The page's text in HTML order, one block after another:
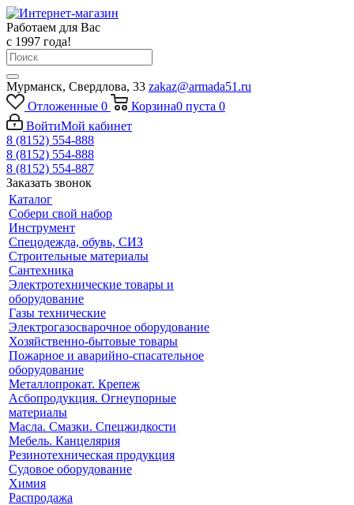
Работаем для Вас
с 1997 года!
Мурманск, Свердлова, 33 zakaz@armada51.ru
Отложенные 0 Корзина0 пуста 0
ВойтиМой кабинет
8 (8152) 554-888
8 (8152) 554-888
8 (8152) 554-887
Заказать звонок
Каталог
Собери свой набор
Инструмент
Спецодежда, обувь, СИЗ
Строительные материалы
Сантехника
Электротехнические товары и
оборудование
Газы технические
Электрогазосварочное оборудование
Хозяйственно-бытовые товары
Пожарное и аварийно-спасательное
оборудование
Металлопрокат. Крепеж
Асбопродукция. Огнеупорные
материалы
Масла. Смазки. Спецжидкости
Мебель. Канцелярия
Резинотехническая продукция
Судовое оборудование
Химия
Распродажа